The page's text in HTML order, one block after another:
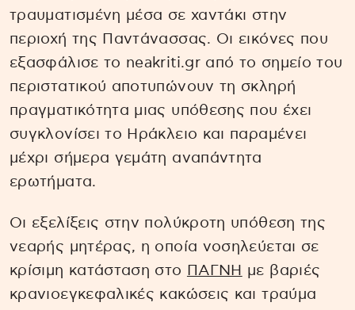
τραυματισμένη μέσα σε χαντάκι στην
περιοχή της Παντάνασσας. Οι εικόνες που
εξασφάλισε το neakriti.gr από το σημείο του
περιστατικού αποτυπώνουν τη σκληρή
πραγματικότητα μιας υπόθεσης που έχει
συγκλονίσει το Ηράκλειο και παραμένει
μέχρι σήμερα γεμάτη αναπάντητα
ερωτήματα.
Οι εξελίξεις στην πολύκροτη υπόθεση της
νεαρής μητέρας, η οποία νοσηλεύεται σε
κρίσιμη κατάσταση στο
ΠΑΓΝΗ με βαριές
κρανιοεγκεφαλικές κακώσεις και τραύμα